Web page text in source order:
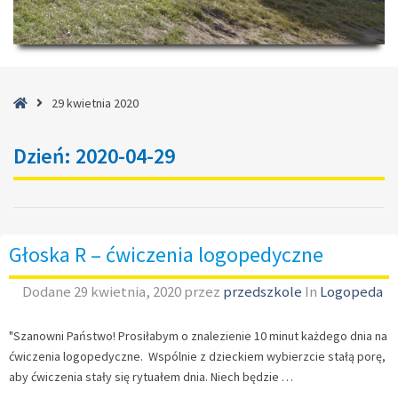
Strona29 kwietnia 2020
Dzień: 2020-04-29
Głoska R – ćwiczenia logopedyczne
Dodane 29 kwietnia, 2020przez przedszkole In Logopeda
"Szanowni Państwo! Prosiłabym o znalezienie 10 minut każdego dnia na
ćwiczenia logopedyczne. Wspólnie z dzieckiem wybierzcie stałą porę,
aby ćwiczenia stały się rytuałem dnia. Niech będzie …